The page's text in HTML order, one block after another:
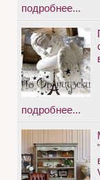
подробнее...
подробнее...